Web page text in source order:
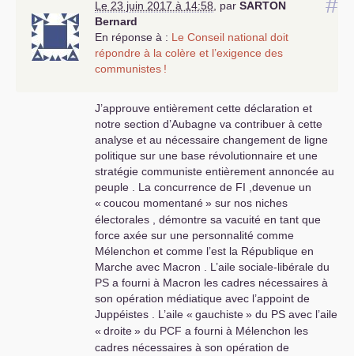
#
Le 23 juin 2017 à 14:58 par SARTON
Bernard
En réponse à : Le Conseil national doit
répondre à la colère et l’exigence des
communistes !
J’approuve entièrement cette déclaration et
notre section d’Aubagne va contribuer à cette
analyse et au nécessaire changement de ligne
politique sur une base révolutionnaire et une
stratégie communiste entièrement annoncée au
peuple . La concurrence de FI ,devenue un
« coucou momentané» sur nos niches
électorales , démontre sa vacuité en tant que
force axée sur une personnalité comme
Mélenchon et comme l’est la République en
Marche avec Macron . L’aile sociale-libérale du
PS a fourni à Macron les cadres nécessaires à
son opération médiatique avec l’appoint de
Juppéistes . L’aile « gauchiste» du PS avec l’aile
« droite» du PCF a fourni à Mélenchon les
cadres nécessaires à son opération de